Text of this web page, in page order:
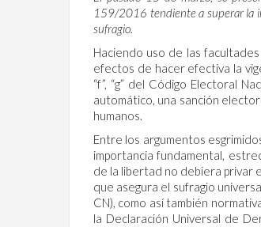
159/2016 tendiente a superar la
sufragio.
Haciendo uso de las
efectos de hacer efectiva la
“f”, “g” del Código Electoral
automático, una sanción
humanos.
Entre los argumentos
importancia fundamental,
de la libertad no debiera privar
que asegura el sufragio
CN), como así también
la Declaración Universal de